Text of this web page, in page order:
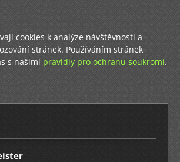
cookies k analýze návštěvnosti a
stránek. Používáním stránek
s našimi pravidly pro ochranu soukromí.